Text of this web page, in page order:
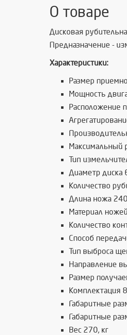
О товаре
Дисковая
Предназначение -
Характеристики:
Размер
Мощность
Расположение
Максимальный
Тип
Диаметр диска
Количество
Длина ножа
Материал
Количество
Способ
Тип выброса
Направление
Размер
Комплектация
Габаритные
Габаритные
Вес 270, кг